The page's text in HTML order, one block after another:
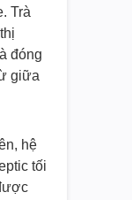
Trà
đóng
giữa
hệ
tối